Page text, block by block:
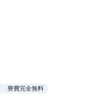
寮費完全無料